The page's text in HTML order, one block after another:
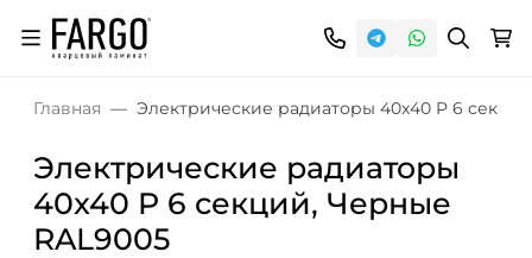
Главная Электрические радиаторы 40x40 P 6
Электрические радиаторы
40x40 P 6 секций, Черные
RAL9005